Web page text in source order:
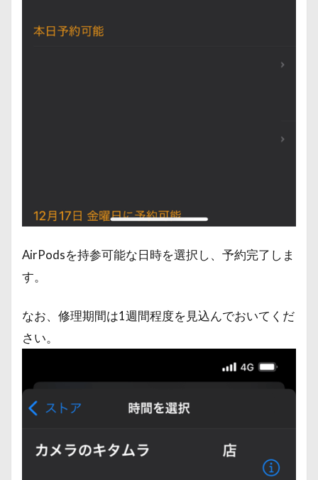
AirPodsを持参可能な日時を選択し、予約完了しま
す。
なお、修理期間は1週間程度を見込んでおいてくだ
さい。